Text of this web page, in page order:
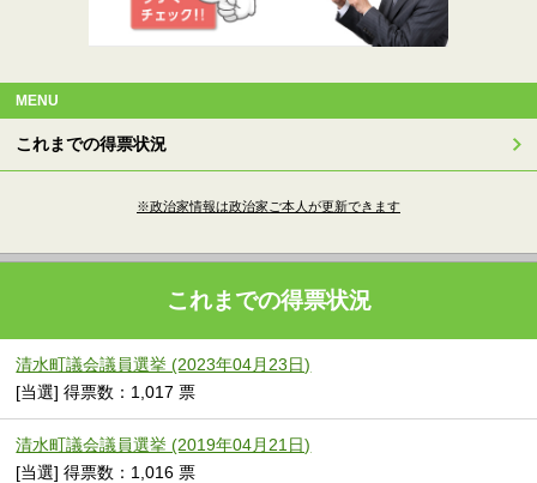
MENU
これまでの得票状況
※政治家情報は政治家ご本人が更新できます
これまでの得票状況
清水町議会議員選挙 (2023年04月23日)
[当選] 得票数：1,017 票
清水町議会議員選挙 (2019年04月21日)
[当選] 得票数：1,016 票